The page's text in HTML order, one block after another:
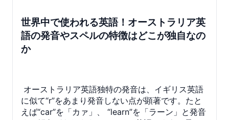
世界中で使われる英語！オーストラリア英
語の発音やスペルの特徴はどこが独自なの
か
オーストラリア英語独特の発音は、イギリス英語
に似て“r”をあまり発音しない点が顕著です。たと
えば“car”を「カァ」、 “learn”を「ラーン」と発音